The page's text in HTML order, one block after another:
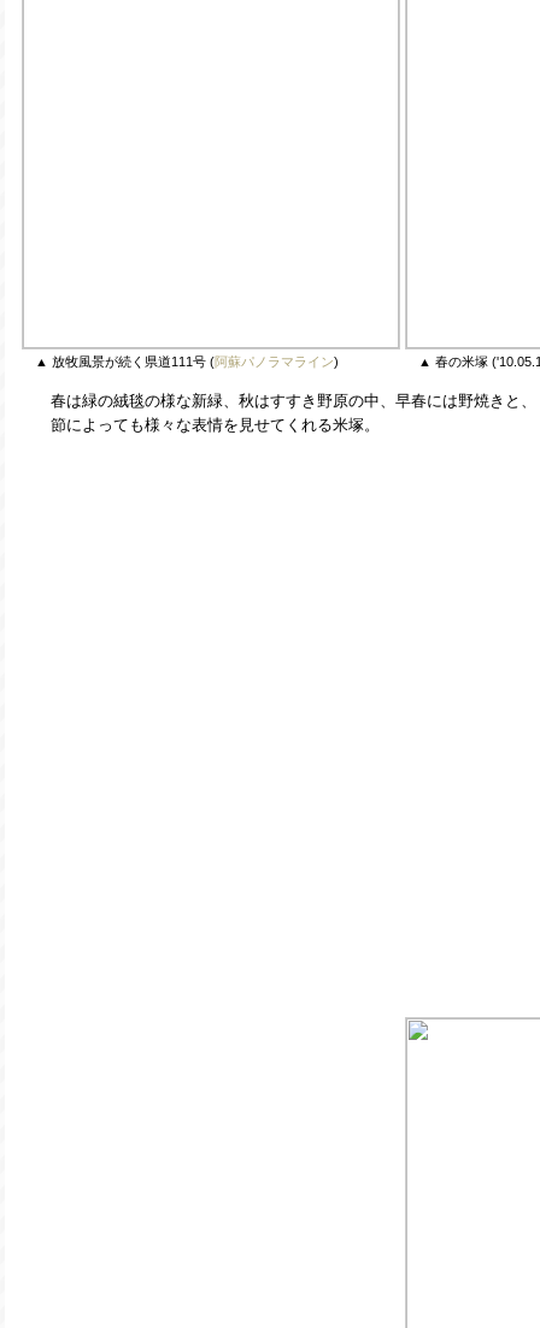
▲ 放牧風景が続く県道111号 (阿蘇パノラマライン) ▲ 春の米塚
春は緑の絨毯の様な新緑、秋はすすき野原の中、早春には野焼きと、
節によっても様々な表情を見せてくれる米塚。